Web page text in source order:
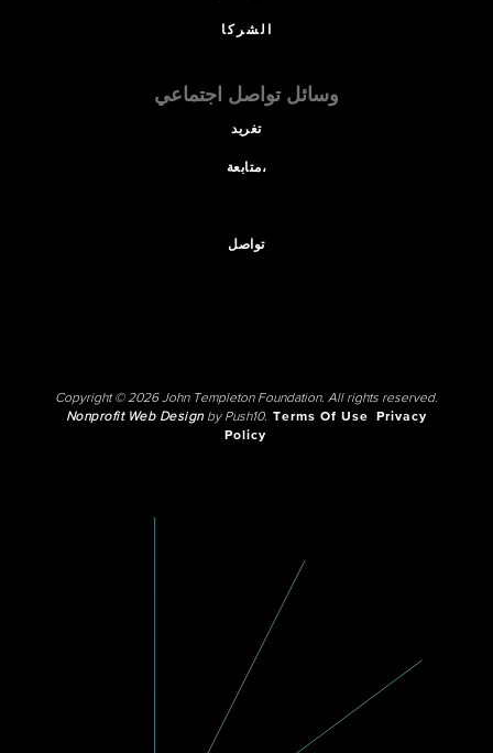
الشركا
وسائل تواصل اجتماعي
تغريد
متابعة،
تواصل
Copyright © 2026 John Templeton Foundation. All rights reserved.
Nonprofit Web Designby Push10. Terms Of Use
Privacy
Policy